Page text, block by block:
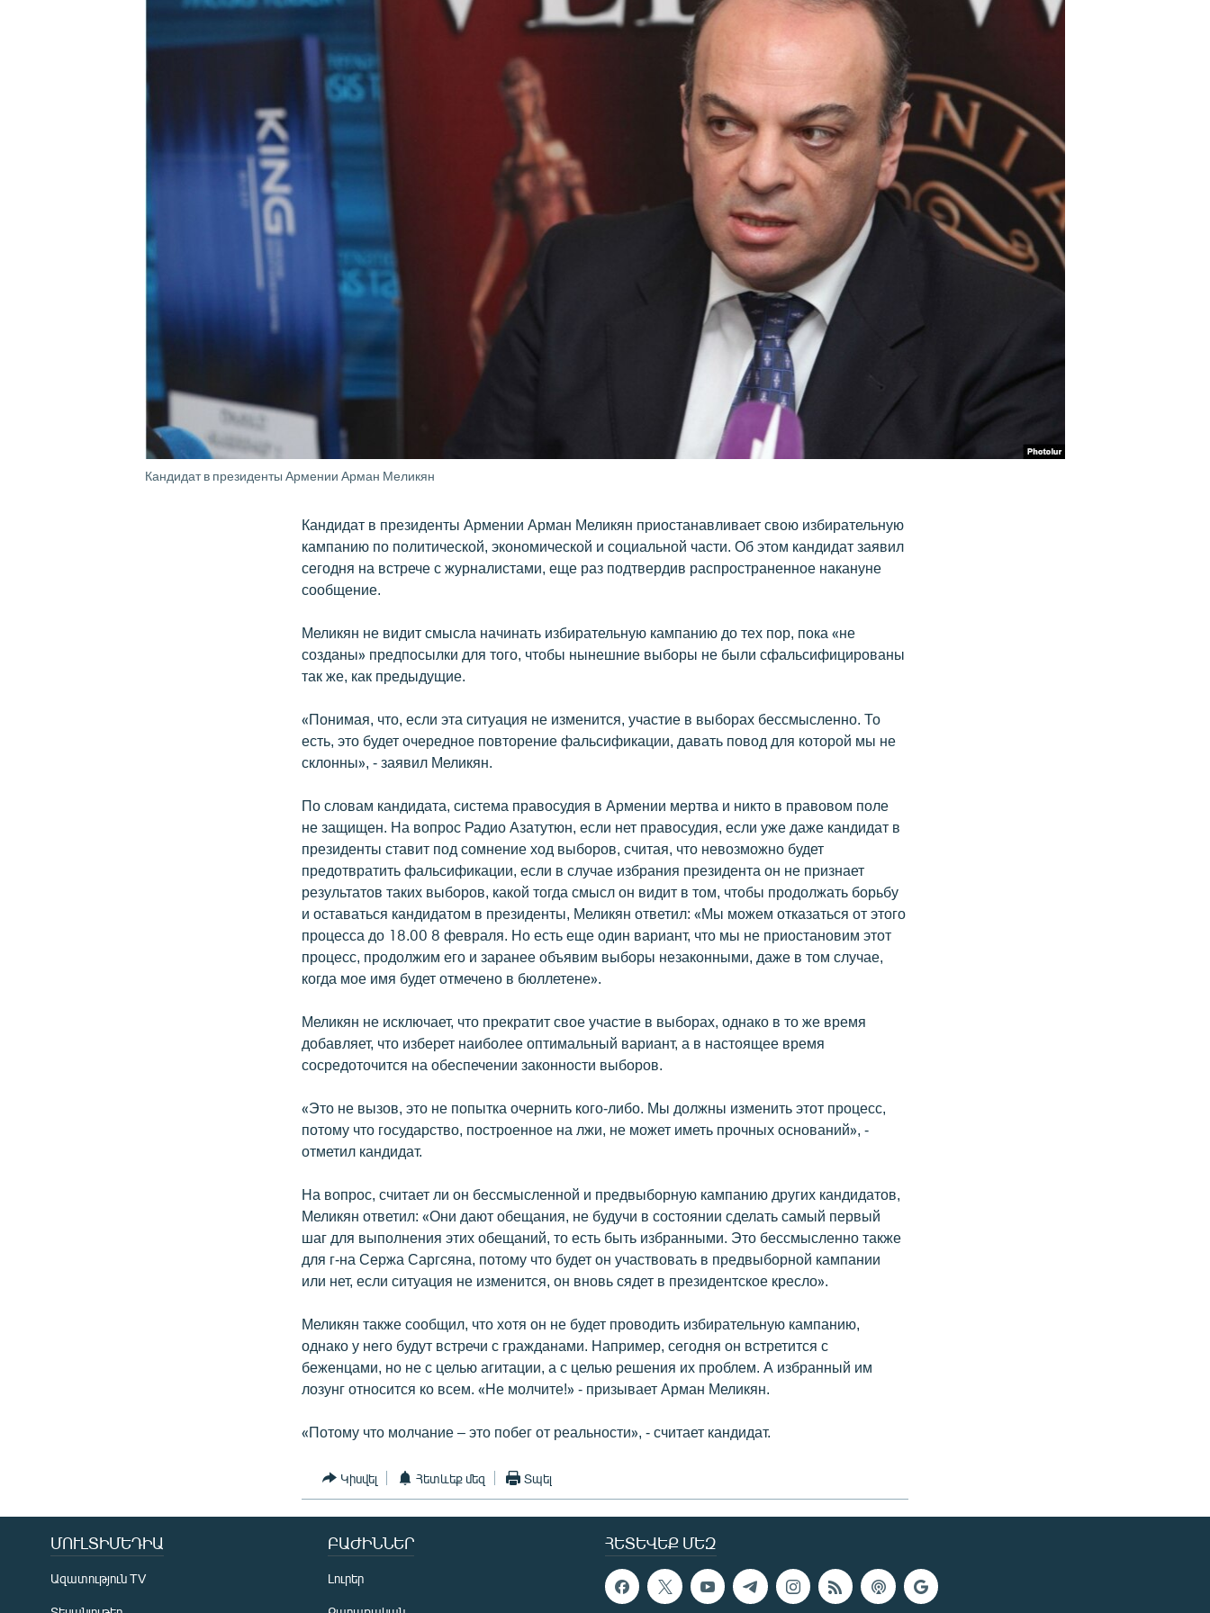
ՄԵԿՆԱԲԱՆՈՒԹՅՈՒՆ
ՁԳՏԵԼՈՎ ԼԱՎԱԳՈՒՅՆԻՆ
Кандидат в президенты Армении Арман Меликян
Кандидат в президенты Армении Арман Меликян приостанавливает свою избирательную
кампанию по политической, экономической и социальной части. Об этом кандидат заявил
сегодня на встрече с журналистами, еще раз подтвердив распространенное накануне
сообщение.
Меликян не видит смысла начинать избирательную кампанию до тех пор, пока «не
созданы» предпосылки для того, чтобы нынешние выборы не были сфальсифицированы
так же, как предыдущие.
«Понимая, что, если эта ситуация не изменится, участие в выборах бессмысленно. То
есть, это будет очередное повторение фальсификации, давать повод для которой мы не
склонны», - заявил Меликян.
По словам кандидата, система правосудия в Армении мертва и никто в правовом поле
не защищен. На вопрос Радио Азатутюн, если нет правосудия, если уже даже кандидат в
президенты ставит под сомнение ход выборов, считая, что невозможно будет
предотвратить фальсификации, если в случае избрания президента он не признает
результатов таких выборов, какой тогда смысл он видит в том, чтобы продолжать борьбу
и оставаться кандидатом в президенты, Меликян ответил: «Мы можем отказаться от этого
процесса до 18.00 8 февраля. Но есть еще один вариант, что мы не приостановим этот
процесс, продолжим его и заранее объявим выборы незаконными, даже в том случае,
когда мое имя будет отмечено в бюллетене».
Меликян не исключает, что прекратит свое участие в выборах, однако в то же время
добавляет, что изберет наиболее оптимальный вариант, а в настоящее время
сосредоточится на обеспечении законности выборов.
«Это не вызов, это не попытка очернить кого-либо. Мы должны изменить этот процесс,
потому что государство, построенное на лжи, не может иметь прочных оснований», -
отметил кандидат.
На вопрос, считает ли он бессмысленной и предвыборную кампанию других кандидатов,
Меликян ответил: «Они дают обещания, не будучи в состоянии сделать самый первый
шаг для выполнения этих обещаний, то есть быть избранными. Это бессмысленно также
для г-на Сержа Саргсяна, потому что будет он участвовать в предвыборной кампании
или нет, если ситуация не изменится, он вновь сядет в президентское кресло».
Меликян также сообщил, что хотя он не будет проводить избирательную кампанию,
однако у него будут встречи с гражданами. Например, сегодня он встретится с
беженцами, но не с целью агитации, а с целью решения их проблем. А избранный им
лозунг относится ко всем. «Не молчите!» - призывает Арман Меликян.
«Потому что молчание – это побег от реальности», - считает кандидат.
Կիսվել Հետևեք մեզ Տպել
ՀԵՏԵՎԵՔ ՄԵԶ
ՄՈՒԼՏԻՄԵԴԻԱ
Ազատություն TV
ԲԱԺԻՆՆԵՐ
Լուրեր